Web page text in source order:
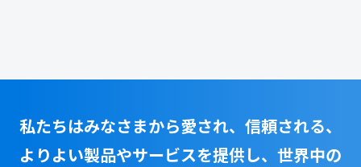
私たちはみなさまから愛され、信頼される、
よりよい製品やサービスを提供し、世界中の